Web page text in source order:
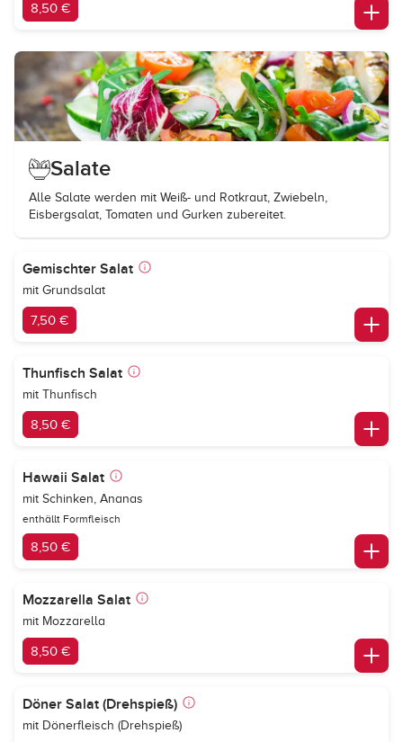
8,50 €
Salate
Alle Salate werden mit Weiß- und Rotkraut, Zwiebeln,
Eisbergsalat, Tomaten und Gurken zubereitet.
Gemischter Salat
mit Grundsalat
7,50 €
Thunfisch Salat
mit Thunfisch
8,50 €
Hawaii Salat
mit Schinken, Ananas
enthällt Formfleisch
8,50 €
Mozzarella Salat
mit Mozzarella
8,50 €
Döner Salat (Drehspieß)
mit Dönerfleisch (Drehspieß)